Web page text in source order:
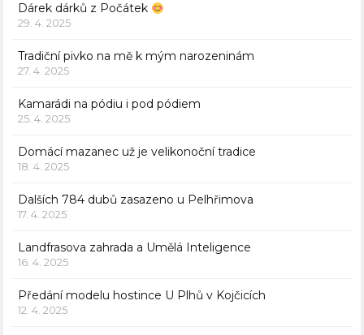
Dárek dárků z Počátek
29. 4. 2025
Tradiční pivko na mě k mým narozeninám
27. 4. 2025
Kamarádi na pódiu i pod pódiem
25. 4. 2025
Domácí mazanec už je velikonoční tradice
18. 4. 2025
Dalších 784 dubů zasazeno u Pelhřimova
17. 4. 2025
Landfrasova zahrada a Umělá Inteligence
16. 4. 2025
Předání modelu hostince U Plhů v Kojčicích
12. 4. 2025